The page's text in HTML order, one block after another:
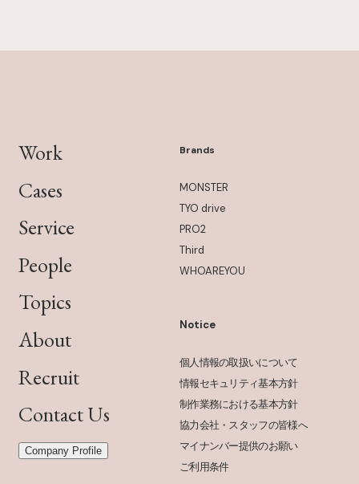
Work
Cases
Service
People
Topics
About
Recruit
Contact Us
Company Profile
Brands
MONSTER
TYO drive
PRO2
Third
WHOAREYOU
Notice
個人情報の取扱いについて
情報セキュリティ基本方針
制作業務における基本方針
協力会社・スタッフの皆様へ
マイナンバー提供のお願い
ご利用条件